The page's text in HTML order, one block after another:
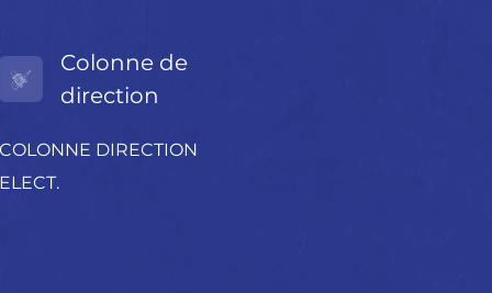
Colonne de
direction
DIRECTION